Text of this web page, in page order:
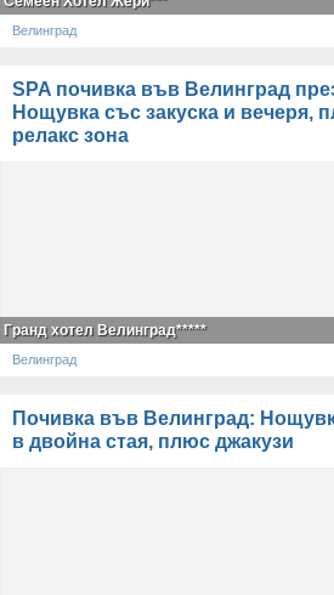
Велинград
SPA почивка във Велинград
Нощувка със закуска и вечеря,
релакс зона
Гранд хотел Велинград*****
Велинград
Почивка във Велинград:
в двойна стая, плюс джакузи